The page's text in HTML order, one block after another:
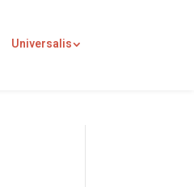
Universalis